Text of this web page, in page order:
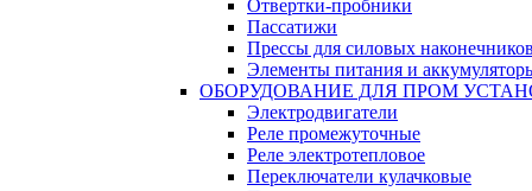
Отвертки-пробники
Пассатижи
Прессы для силовых наконечников
Элементы питания и
ОБОРУДОВАНИЕ ДЛЯ ПРОМ
Электродвигатели
Реле промежуточные
Реле электротепловое
Переключатели кулачковые